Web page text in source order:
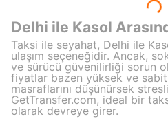
Delhi ile Kasol
Taksi ile seyahat, Delhi ile
ulaşım seçeneğidir. Ancak,
ve sürücü güvenilirliği sorun
fiyatlar bazen yüksek ve
masraflarını düşünürsek
GetTransfer.com, ideal bir
olarak devreye girer.